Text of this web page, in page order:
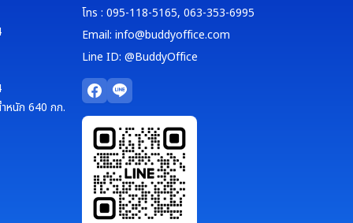
หนัก 640 กก.
โทร : 095-118-5165, 063-353-6995
Email: info@buddyoffice.com
Line ID: @BuddyOffice